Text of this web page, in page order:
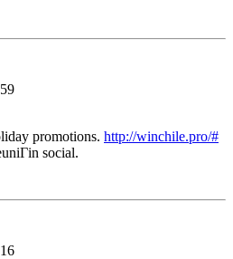
promotions. http://winchile.pro/#
social.